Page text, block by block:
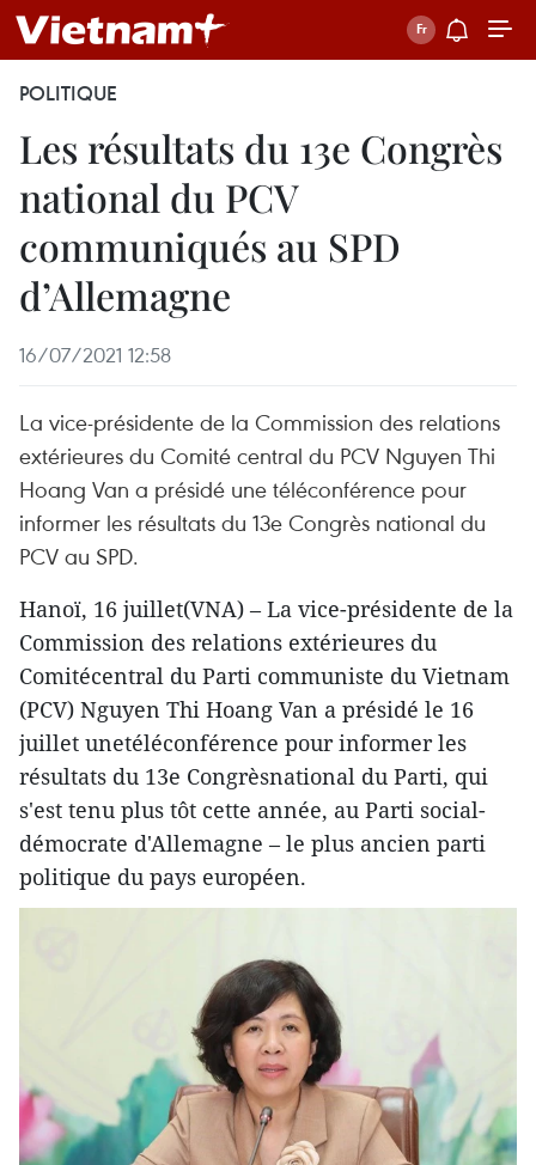
POLITIQUE
Les résultats du 13e Congrès
national du PCV
communiqués au SPD
d’Allemagne
16/07/2021 12:58
La vice-présidente de la Commission des relations
extérieures du Comité central du PCV Nguyen Thi
Hoang Van a présidé une téléconférence pour
informer les résultats du 13e Congrès national du
PCV au SPD.
Hanoï, 16 juillet(VNA) – La vice-présidente de la
Commission des relations extérieures du
Comitécentral du Parti communiste du Vietnam
(PCV) Nguyen Thi Hoang Van a présidé le 16
juillet unetéléconférence pour informer les
résultats du 13e Congrèsnational du Parti, qui
s'est tenu plus tôt cette année, au Parti social-
démocrate d'Allemagne – le plus ancien parti
politique du pays européen.